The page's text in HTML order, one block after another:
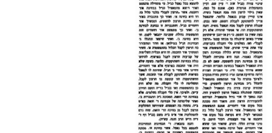
חלק טו
חלק ט"ז
בית שער הכוונות
שידור חי
הזמן סט תע"ס